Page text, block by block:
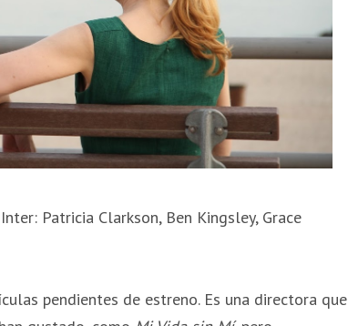
Patricia Clarkson, Ben Kingsley, Grace
pendientes de estreno. Es una directora que